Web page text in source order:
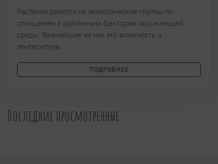
Растения делятся на экологические группы по
отношению к различным факторам окружающей
среды. Важнейшие из них это влажность и
температура.
ПОДРОБНЕЕ
Последние просмотренные